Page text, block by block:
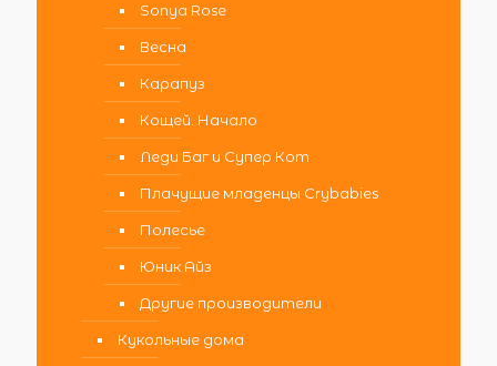
Sonya Rose
Весна
Карапуз
Кощей. Начало
Леди Баг и Супер Кот
Плачущие младенцы Crybabies
Полесье
Юник Айз
Другие производители
Кукольные дома